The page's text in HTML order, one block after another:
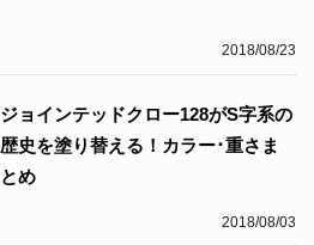
2018/08/23
2018/08/03
ジョインテッドクロー128がS字系の
歴史を塗り替える！カラー･重さま
とめ